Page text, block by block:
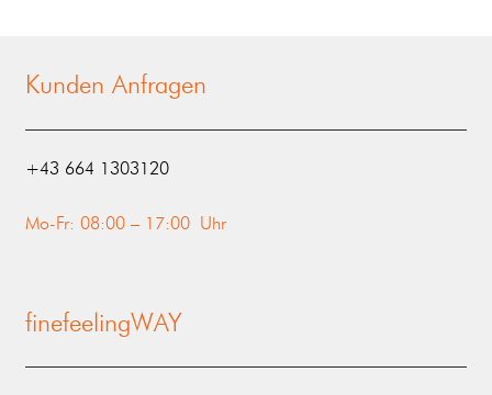
Kunden Anfragen
‭+43 664 1303120‬
Mo-Fr: 08:00 – 17:00 Uhr
finefeelingWAY